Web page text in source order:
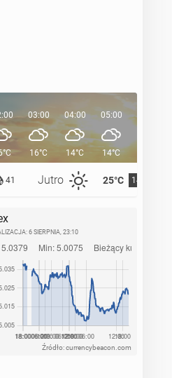
41 Jutro 25°C 14°C
03:00
16°C
04:00
14°C
05:00
14°C
6 SIERPNIA, 23:10
Źródło: currencybeacon.com